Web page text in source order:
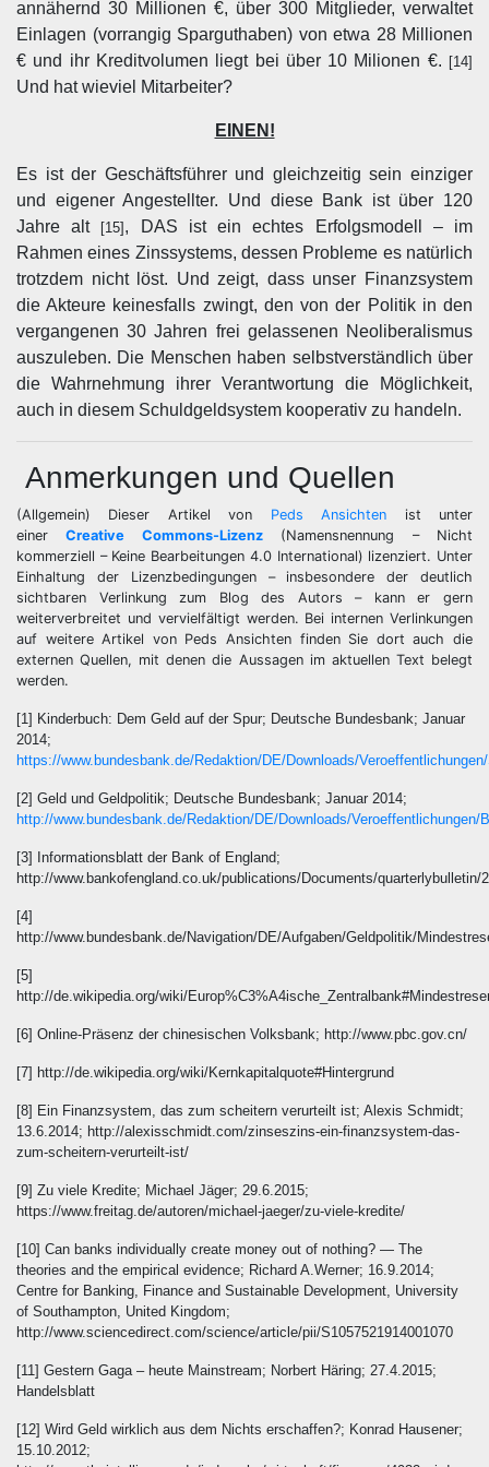
annähernd 30 Millionen €, über 300 Mitglieder, verwaltet
Einlagen (vorrangig Sparguthaben) von etwa 28 Millionen
€ und ihr Kreditvolumen liegt bei über 10 Milionen €. [14]
Und hat wieviel Mitarbeiter?
EINEN!
Es ist der Geschäftsführer und gleichzeitig sein einziger
und eigener Angestellter. Und diese Bank ist über 120
Jahre alt
[15] , DAS ist ein echtes Erfolgsmodell – im
Rahmen eines Zinssystems, dessen Probleme es natürlich
trotzdem nicht löst. Und zeigt, dass unser Finanzsystem
die Akteure keinesfalls zwingt, den von der Politik in den
vergangenen 30 Jahren frei gelassenen Neoliberalismus
auszuleben. Die Menschen haben selbstverständlich über
die Wahrnehmung ihrer Verantwortung die Möglichkeit,
auch in diesem Schuldgeldsystem kooperativ zu handeln.
Anmerkungen und Quellen
(Allgemein) Dieser Artikel von Peds Ansichten ist unter
einerCreative Commons-Lizenz(Namensnennung – Nicht
kommerziell – Keine Bearbeitungen 4.0 International) lizenziert. Unter
Einhaltung der Lizenzbedingungen – insbesondere der deutlich
sichtbaren Verlinkung zum Blog des Autors – kann er gern
weiterverbreitet und vervielfältigt werden. Bei internen Verlinkungen
auf weitere Artikel von Peds Ansichten finden Sie dort auch die
externen Quellen, mit denen die Aussagen im aktuellen Text belegt
werden.
[1] Kinderbuch: Dem Geld auf der Spur; Deutsche Bundesbank; Januar
2014;
https://www.bundesbank.de/Redaktion/DE/Downloads/
[2] Geld und Geldpolitik; Deutsche Bundesbank; Januar 2014;
http://www.bundesbank.de/Redaktion/DE/Downloads/
[3] Informationsblatt der Bank of England;
http://www.bankofengland.co.uk/publications/Documents/quarterlybulletin/
[4]
http://www.bundesbank.de/Navigation/DE/Aufgaben/Geldpolitik/
[5]
http://de.wikipedia.org/wiki/
[6] Online-Präsenz der chinesischen Volksbank; http://www.pbc.gov.cn/
[7] http://de.wikipedia.org/wiki/Kernkapitalquote#Hintergrund
[8] Ein Finanzsystem, das zum scheitern verurteilt ist; Alexis Schmidt;
13.6.2014; http://alexisschmidt.com/zinseszins-ein-finanzsystem-das-
zum-scheitern-verurteilt-ist/
[9] Zu viele Kredite; Michael Jäger; 29.6.2015;
https://www.freitag.de/autoren/michael-jaeger/zu-viele-kredite/
[10] Can banks individually create money out of nothing? — The
theories and the empirical evidence; Richard A.Werner; 16.9.2014;
Centre for Banking, Finance and Sustainable Development, University
of Southampton, United Kingdom;
http://www.sciencedirect.com/science/article/pii/S1057521914001070
[11] Gestern Gaga – heute Mainstream; Norbert Häring; 27.4.2015;
Handelsblatt
[12] Wird Geld wirklich aus dem Nichts erschaffen?; Konrad Hausener;
15.10.2012;